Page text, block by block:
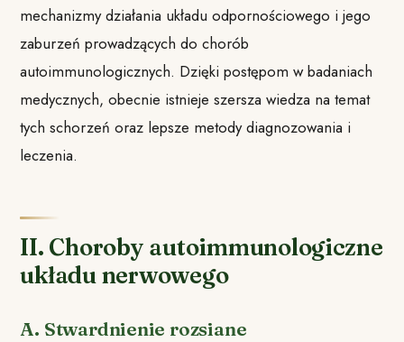
mechanizmy działania układu odpornościowego i jego
zaburzeń prowadzących do chorób
autoimmunologicznych. Dzięki postępom w badaniach
medycznych, obecnie istnieje szersza wiedza na temat
tych schorzeń oraz lepsze metody diagnozowania i
leczenia.
II. Choroby autoimmunologiczne
układu nerwowego
A. Stwardnienie rozsiane